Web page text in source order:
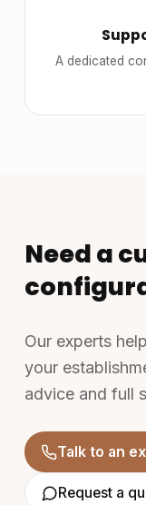
A dedicated
Need a
Our experts
your
advice and full
Talk to an
Request a